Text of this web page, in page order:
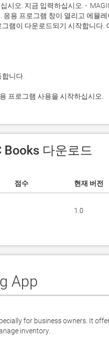
시오. 지금 입력하십시오. -
용 프로그램 창이 열리고 에뮬
램이 다운로드되기 시작합니다.
프로그램 사용을 시작하십시오.
Books 다운로드
점수 현재 버전
1.0
App
for business owners. It
inventory.